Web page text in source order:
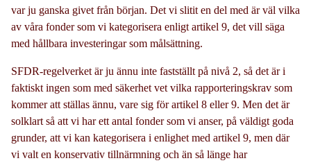
var ju ganska givet från början. Det vi slitit en del med är väl vilka
av våra fonder som vi kategorisera enligt artikel 9, det vill säga
med hållbara investeringar som målsättning.
SFDR-regelverket är ju ännu inte fastställt på nivå 2, så det är i
faktiskt ingen som med säkerhet vet vilka rapporteringskrav som
kommer att ställas ännu, vare sig för artikel 8 eller 9. Men det är
solklart så att vi har ett antal fonder som vi anser, på väldigt goda
grunder, att vi kan kategorisera i enlighet med artikel 9, men där
vi valt en konservativ tillnärmning och än så länge har